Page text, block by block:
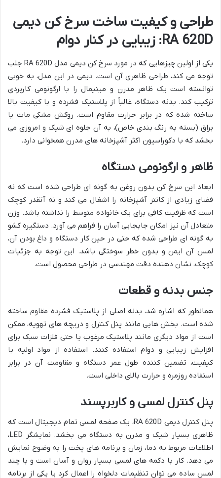
طراحی و کیفیت ساخت سرخ کن دیمی
RA 620D: زیبایی در کنار دوام
یکی از اولین چیزهایی که در مورد سرخ کن دیمی مدل RA 620D جلب
توجه می کند، طراحی ظاهری آن است. دیمی در این مدل، به خوبی
توانسته است یک ظاهر مدرن و مینیمال را با ارگونومی کاربردی
ترکیب کند. بدنه دستگاه، غالباً از پلاستیک فشرده و با کیفیت بالا
ساخته شده که در برابر حرارت مقاوم است. روکش مشکی مات یا
براق (بسته به رنگ بندی خاص)، به آن جلوه ای شیک و امروزی می
بخشد که با دکوراسیون اکثر آشپزخانه های مدرن همخوانی دارد.
ظاهر و ارگونومی دستگاه
ابعاد این سرخ کن بدون روغن به گونه ای طراحی شده است که نه
فضای زیادی از کانتر آشپزخانه را اشغال می کند و نه آنقدر کوچک
است که ظرفیت کافی برای یک خانواده متوسط را نداشته باشد. وزن
متعادل آن نیز امکان جابجایی آسان را فراهم می آورد. دستگیره کشو
به گونه ای طراحی شده که حتی در حین کار دستگاه و داغ بودن آن،
لمس آن ایمن و بدون خطر سوختگی باشد. این توجه به جزئیات
کوچک، نشان دهنده دقت مهندسی در طراحی محصول است.
جنس بدنه و قطعات
همانطور که اشاره شد، بدنه اصلی از پلاستیک فشرده مقاوم ساخته
شده است. بخش هایی مانند پنل کنترل و دریچه های تهویه، ممکن
است از مواد دیگری مانند پلاستیک مرغوب یا حتی فلزات سبک برای
افزایش زیبایی و دوام استفاده کنند. استفاده از مواد اولیه با
کیفیت، تضمین کننده طول عمر دستگاه و مقاومت آن در برابر
استفاده روزمره و حرارت بالای داخلی است.
پنل کنترل لمسی و کاربرپسند
پنل کنترل دیمی RA 620D، یک صفحه لمسی تمام دیجیتال است که
ظاهری بسیار شیک و مدرن به دستگاه می بخشد. نمایشگر LED،
اطلاعات مربوط به دما، زمان و برنامه های پخت را به وضوح نمایش
می دهد. کار با دکمه های لمسی بسیار روان و آسان است و با چند
لمس ساده می توان تنظیمات دلخواه را اعمال کرد یا یکی از برنامه